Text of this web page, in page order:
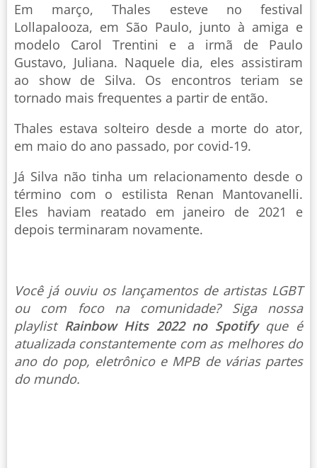
Em março, Thales esteve no festival
Lollapalooza, em São Paulo, junto à amiga e
modelo Carol Trentini e a irmã de Paulo
Gustavo, Juliana. Naquele dia, eles assistiram
ao show de Silva. Os encontros teriam se
tornado mais frequentes a partir de então.
Thales estava solteiro desde a morte do ator,
em maio do ano passado, por covid-19.
Já Silva não tinha um relacionamento desde o
término com o estilista Renan Mantovanelli.
Eles haviam reatado em janeiro de 2021 e
depois terminaram novamente.
Você já ouviu os lançamentos de artistas LGBT
ou com foco na comunidade? Siga nossa
playlist Rainbow Hits 2022 no Spotify que é
atualizada constantemente com as melhores do
ano do pop, eletrônico e MPB de várias partes
do mundo.